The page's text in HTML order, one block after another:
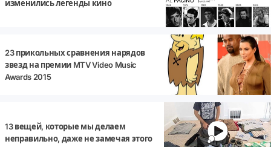
изменились легенды кино
23 прикольных сравнения нарядов
звезд на премии MTV Video Music
Awards 2015
13 вещей, которые мы делаем
неправильно, даже не замечая этого